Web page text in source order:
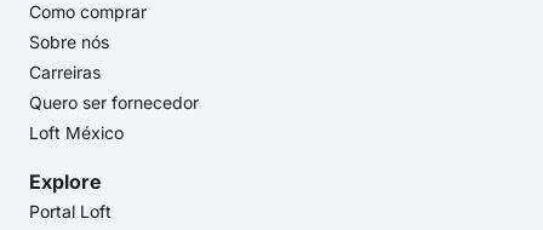
Como comprar
Sobre nós
Carreiras
Quero ser fornecedor
Loft México
Explore
Portal Loft